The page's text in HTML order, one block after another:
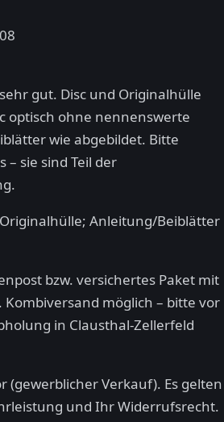
gut. Disc und Originalhülle
optisch ohne nennenswerte
wie abgebildet. Bitte
– sie sind Teil der
Anleitung/Beiblätter
bzw. versichertes Paket mit
möglich – bitte vor
in Clausthal-Zellerfeld
(gewerblicher Verkauf). Es gelten
und Ihr Widerrufsrecht.